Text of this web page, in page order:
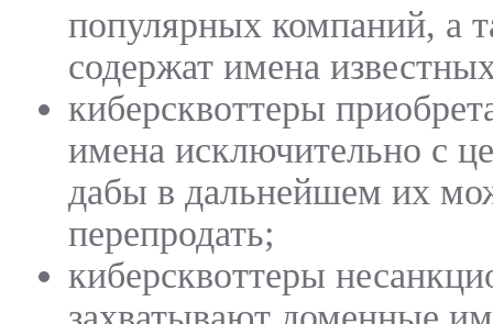
популярных компаний, а
содержат имена
киберсквоттеры
имена исключительно с
дабы в дальнейшем их
перепродать;
киберсквоттеры